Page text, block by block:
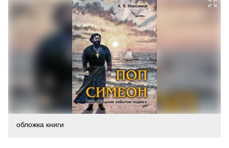
обложка книги